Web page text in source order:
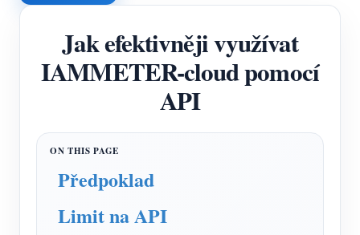
Třífázový Wi-Fi měřič energie (WEM3050T)
WiFi Power Controller
IAMMETER Cloud Pro
Samoobslužná hostingová služba
Jak efektivněji využívat
IAMMETER-cloud pomocí
API
Předpoklad
Limit na API